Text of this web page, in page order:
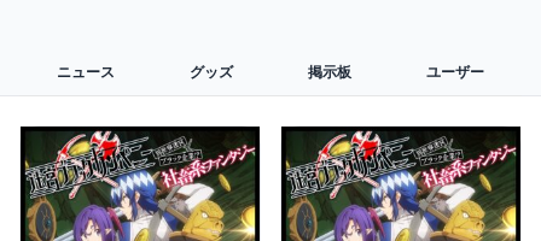
ニュース グッズ 掲示板 ユーザー